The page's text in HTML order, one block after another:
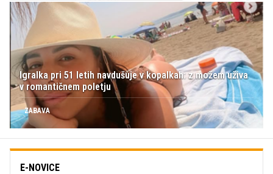
Igralka pri 51 letih navdušuje v kopalkah: z možem uživa
v romantičnem poletju
ZABAVA
E-NOVICE